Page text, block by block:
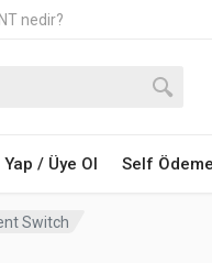
nedir?
/ Üye Ol Self Ödeme
Switch